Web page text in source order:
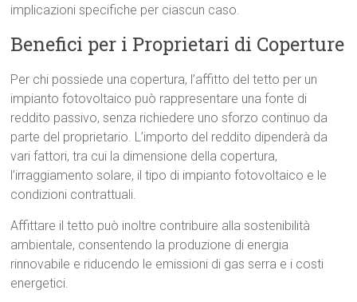
implicazioni specifiche per ciascun caso.
Benefici per i Proprietari di Coperture
Per chi possiede una copertura, l’affitto del tetto per un
impianto fotovoltaico può rappresentare una fonte di
reddito passivo, senza richiedere uno sforzo continuo da
parte del proprietario. L’importo del reddito dipenderà da
vari fattori, tra cui la dimensione della copertura,
l’irraggiamento solare, il tipo di impianto fotovoltaico e le
condizioni contrattuali.
Affittare il tetto può inoltre contribuire alla sostenibilità
ambientale, consentendo la produzione di energia
rinnovabile e riducendo le emissioni di gas serra e i costi
energetici.